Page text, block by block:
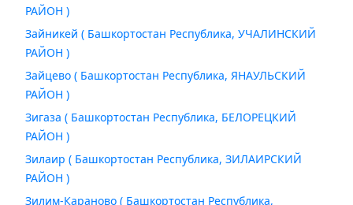
РАЙОН )
Зайникей ( Башкортостан Республика, УЧАЛИНСКИЙ
РАЙОН )
Зайцево ( Башкортостан Республика, ЯНАУЛЬСКИЙ
РАЙОН )
Зигаза ( Башкортостан Республика, БЕЛОРЕЦКИЙ
РАЙОН )
Зилаир ( Башкортостан Республика, ЗИЛАИРСКИЙ
РАЙОН )
Зилим-Караново ( Башкортостан Республика,